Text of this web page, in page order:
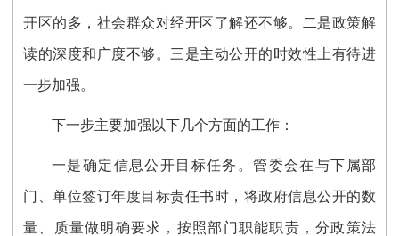
开区的多，社会群众对经开区了解还不够。二是政策解
读的深度和广度不够。 三是主动公开的时效性上有待进
一步加强。
下一步主要加强 以下几个方面的工作 ：
一是确定信息公开目标任务 。管委会在与下属部
门、单位签订年度目标责任书时，将政府信息公开的数
量、质量做明确要求，按照部门职能职责，分政策法